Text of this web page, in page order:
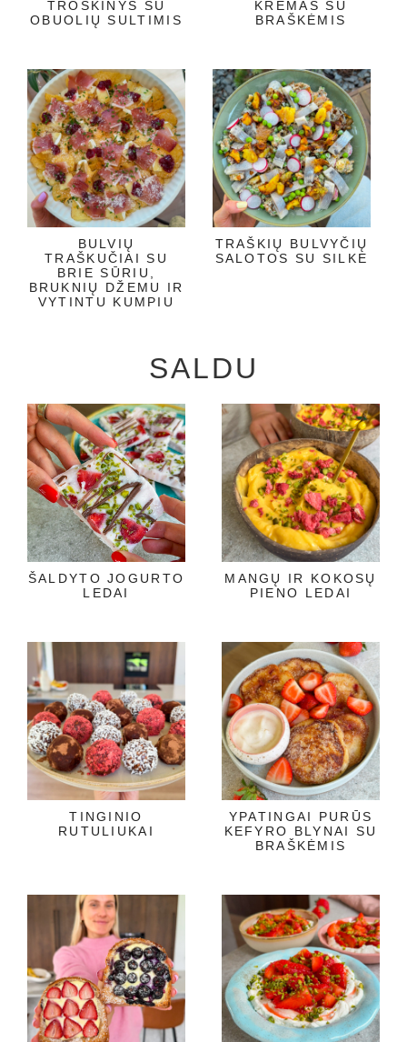
TROŠKINYS SU
OBUOLIŲ SULTIMIS
KREMAS SU
BRAŠKĖMIS
BULVIŲ
TRAŠKUČIAI SU
BRIE SŪRIU,
BRUKNIŲ DŽEMU IR
VYTINTU KUMPIU
TRAŠKIŲ BULVYČIŲ
SALOTOS SU SILKE
SALDU
ŠALDYTO JOGURTO
LEDAI
MANGŲ IR KOKOSŲ
PIENO LEDAI
TINGINIO
RUTULIUKAI
YPATINGAI PURŪS
KEFYRO BLYNAI SU
BRAŠKĖMIS